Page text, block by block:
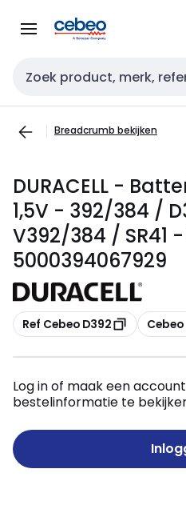
naar
naar
Zoekveld invoer
Breadcrumb bekijken
DURACELL -
1,5V - 392/384 /
V392/384 / SR41
5000394067929
Kopiëren
Ref Cebeo D392 Kopiëren
Cebeo
Log in of maak een
bestelinformatie te